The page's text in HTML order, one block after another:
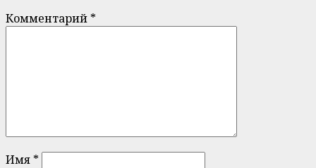
Комментарий *
Имя *